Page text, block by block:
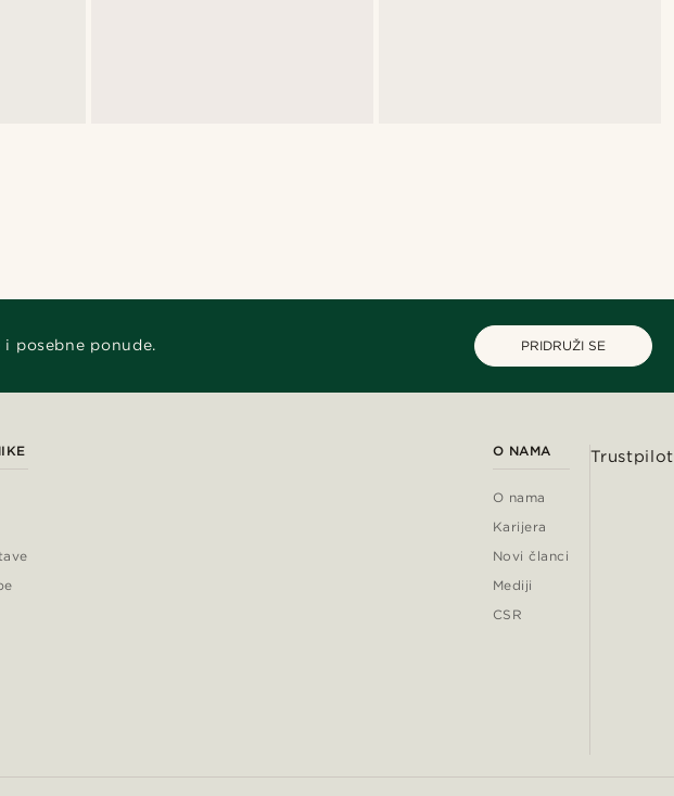
posebne ponude. PRIDRUŽI SE
O NAMA
O nama
Karijera
Novi članci
Mediji
CSR
Trustpilot